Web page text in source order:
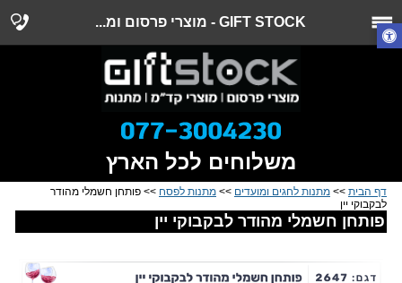
GIFT STOCK - מוצרי פרסום ומ...
משלוחים לכל הארץ
דף הבית >> מתנות לחגים ומועדים >> מתנות לפסח >> פותחן חשמלי מהודר
לבקבוקי יין
פותחן חשמלי מהודר לבקבוקי יין